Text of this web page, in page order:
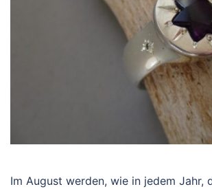
Im August werden, wie in jedem Jahr,